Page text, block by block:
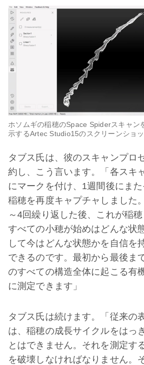
ホソムギの稲穂のSpace Spiderスキャン
示するArtec Studio15のスクリーンショ
タブス氏は、彼のスキャンプロ
約し、こう言います。「各スキ
にマークを付け、1週間後にま
稲穂を再度キャプチャしました
～4回繰り返した後、これが稲
すべての小穂が始めはどんな状
して今はどんな状態かを自信を
できるのです。最初から最後ま
のすべての構造全体に起こる有
に測定できます」
タブス氏は続けます。「従来の
は、稲穂の成長サイクルをはっ
とはできません。それを測定す
を破壊しなければなりません。